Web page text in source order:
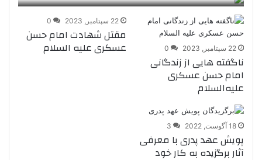
22 سپتامبر, 2023 0
ناگفته هایی از زندگانی
امام حسن عسکری
علیه‌السلام
22 سپتامبر, 2023 0
مقتل شهادت امام حسن
عسکری علیه السلام
18 آگوست, 2022 3
پویش عهد پدری با معرفی
آثار برگزیده به کار خود